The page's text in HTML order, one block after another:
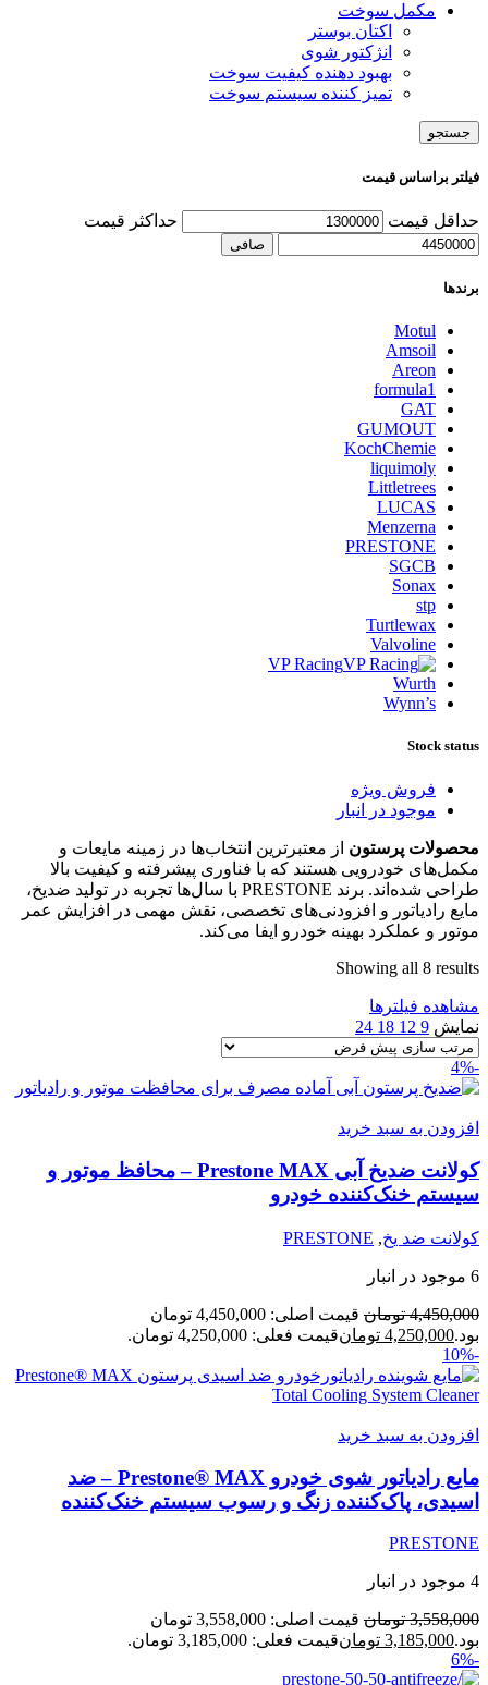
مکمل سوخت
اکتان بوستر
انژکتور شوی
بهبود دهنده کیفیت سوخت
تمیز کننده سیستم سوخت
جستجو
فیلتر براساس قیمت
حداقل قیمت حداكثر قيمت
صافی
برندها
Motul
Amsoil
Areon
formula1
GAT
GUMOUT
KochChemie
liquimoly
Littletrees
LUCAS
Menzerna
PRESTONE
SGCB
Sonax
stp
Turtlewax
Valvoline
VP Racing
Wurth
Wynn’s
Stock status
فروش ویژه
موجود در انبار
محصولات پرستون از معتبرترین انتخاب‌ها در زمینه مایعات و
مکمل‌های خودرویی هستند که با فناوری پیشرفته و کیفیت بالا
طراحی شده‌اند. برند PRESTONE با سال‌ها تجربه در تولید ضدیخ،
مایع رادیاتور و افزودنی‌های تخصصی، نقش مهمی در افزایش عمر
موتور و عملکرد بهینه خودرو ایفا می‌کند.
Showing all 8 results
مشاهده فیلترها
نمایش 9
12
18
24
-4%
افزودن به سبد خرید
کولانت ضدیخ آبی Prestone MAX – محافظ موتور و
سیستم خنک‌کننده خودرو
کولانت ضد یخ,
PRESTONE
6 موجود در انبار
4,450,000 تومان
قیمت اصلی: 4,450,000 تومان
بود.4,250,000 تومانقیمت فعلی: 4,250,000 تومان.
-10%
افزودن به سبد خرید
مایع رادیاتور شوی خودرو Prestone® MAX – ضد
اسیدی، پاک‌کننده زنگ و رسوب سیستم خنک‌کننده
PRESTONE
4 موجود در انبار
3,558,000 تومان
قیمت اصلی: 3,558,000 تومان
بود.3,185,000 تومانقیمت فعلی: 3,185,000 تومان.
-6%